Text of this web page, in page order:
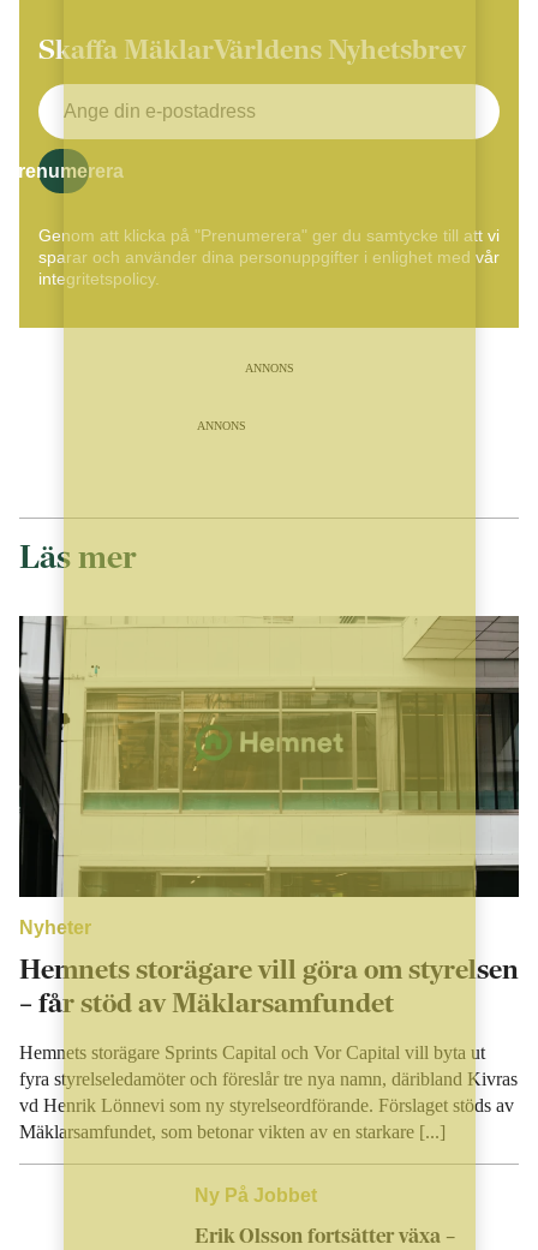
Skaffa MäklarVärldens Nyhetsbrev
Prenumerera
Genom att klicka på "Prenumerera" ger du samtycke till att vi
sparar och använder dina personuppgifter i enlighet med vår
integritetspolicy.
ANNONS
ANNONS
Läs mer
Nyheter
Hemnets storägare vill göra om styrelsen
– får stöd av Mäklarsamfundet
Hemnets storägare Sprints Capital och Vor Capital vill byta ut
fyra styrelseledamöter och föreslår tre nya namn, däribland Kivras
vd Henrik Lönnevi som ny styrelseordförande. Förslaget stöds av
Mäklarsamfundet, som betonar vikten av en starkare [...]
Ny På Jobbet
Erik Olsson fortsätter växa –